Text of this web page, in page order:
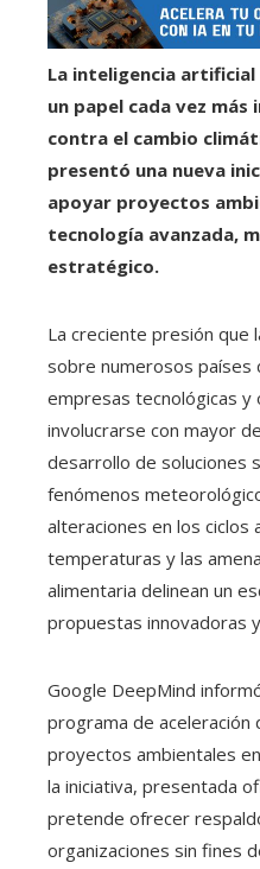
La inteligencia artificial
un papel cada vez
contra el cambio
presentó una nueva
apoyar proyectos
tecnología avanzada,
estratégico.
La creciente presión que
sobre numerosos países
empresas tecnológicas y
involucrarse con mayor
desarrollo de soluciones
fenómenos
alteraciones en los ciclos
temperaturas y las
alimentaria delinean un
propuestas innovadoras
Google DeepMind
programa de aceleración
proyectos ambientales
la iniciativa, presentada
pretende ofrecer
organizaciones sin fines